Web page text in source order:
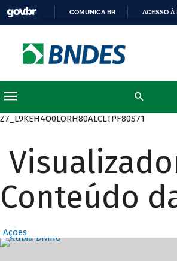
COMUNICA BR ACESSO À
Z7_L9KEH4O0LORH80ALCLTPF80S71
Conteúdo
Ações